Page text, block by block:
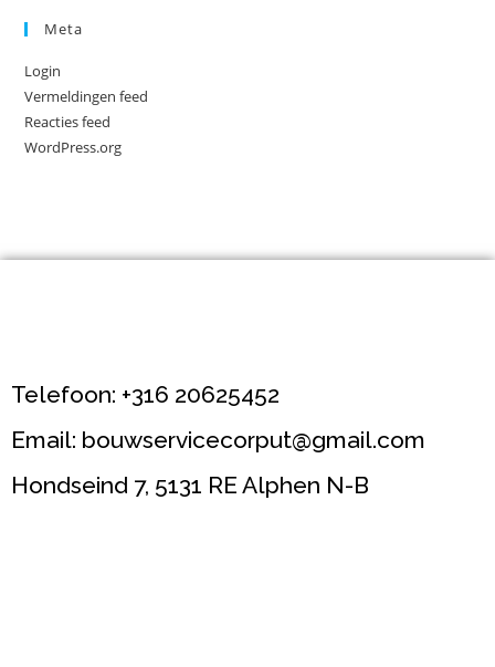
Meta
Login
Vermeldingen feed
Reacties feed
WordPress.org
Telefoon: +316 20625452
Email: bouwservicecorput@gmail.com
Hondseind 7, 5131 RE Alphen N-B